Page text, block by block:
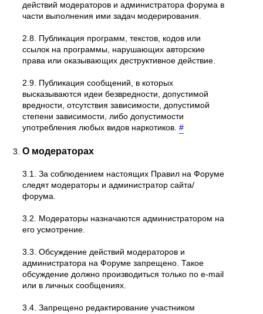
действий модеpатоpов и администратора форума в
части выполнения ими задач модерирования.
2.8. Публикация программ, текстов, кодов или
ссылок на программы, нарушающих авторские
права или оказывающих деструктивное действие.
2.9. Публикация сообщений, в которых
высказываются идеи безвредности, допустимой
вредности, отсутствия зависимости, допустимой
степени зависимости, либо допустимости
употребления любых видов наркотиков.#
О модераторах
3.1. За соблюдением настоящих Правил на Форуме
следят модераторы и администратор сайта/
форума.
3.2. Модераторы назначаются администратором на
его усмотрение.
3.3. Обсуждение действий модераторов и
администратора на Форуме запрещено. Такое
обсуждение должно производиться только по e-mail
или в личных сообщениях.
3.4. Запрещено редактирование участником